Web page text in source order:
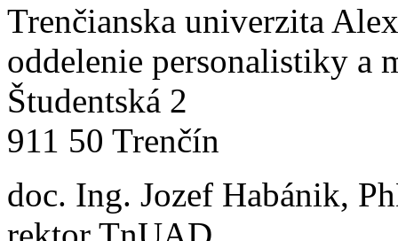
Trenčianska univerzita
oddelenie personalistiky a
Študentská 2
911 50 Trenčín
doc. Ing. Jozef Habánik,